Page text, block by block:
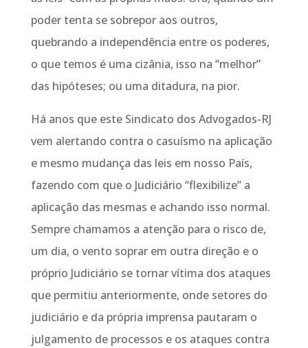
poder tenta se sobrepor aos outros,
quebrando a independência entre os poderes,
o que temos é uma cizânia, isso na “melhor”
das hipóteses; ou uma ditadura, na pior.
Há anos que este Sindicato dos Advogados-RJ
vem alertando contra o casuísmo na aplicação
e mesmo mudança das leis em nosso País,
fazendo com que o Judiciário “flexibilize” a
aplicação das mesmas e achando isso normal.
Sempre chamamos a atenção para o risco de,
um dia, o vento soprar em outra direção e o
próprio Judiciário se tornar vítima dos ataques
que permitiu anteriormente, onde setores do
judiciário e da própria imprensa pautaram o
julgamento de processos e os ataques contra